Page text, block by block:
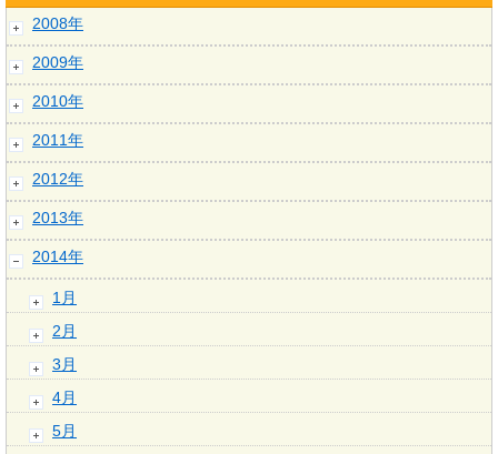
2008年
2009年
2010年
2011年
2012年
2013年
2014年
1月
2月
3月
4月
5月